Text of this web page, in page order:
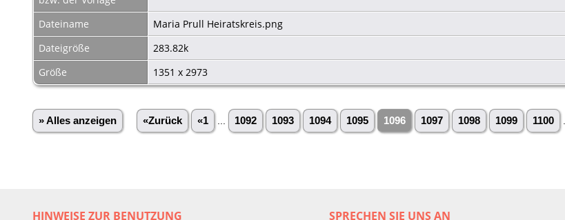
Dateiname
Maria Prull Heiratskreis.png
Dateigröße
283.82k
Größe
1351 x 2973
» Alles anzeigen «Zurück «1 1092 1093 1094 1095 1096 1097 1098 1099 1100
HINWEISE ZUR BENUTZUNG SPRECHEN SIE UNS AN